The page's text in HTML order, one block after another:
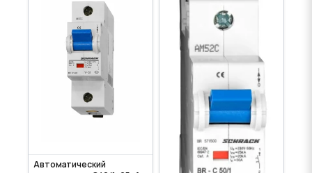
Автоматический